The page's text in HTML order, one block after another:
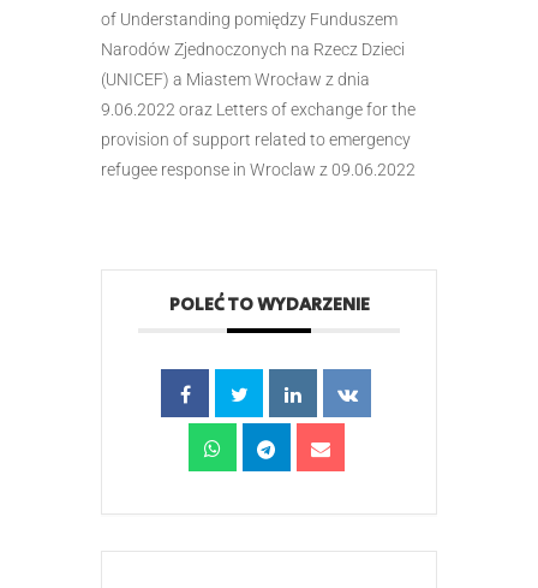
of Understanding pomiędzy Funduszem
Narodów Zjednoczonych na Rzecz Dzieci
(UNICEF) a Miastem Wrocław z dnia
9.06.2022 oraz Letters of exchange for the
provision of support related to emergency
refugee response in Wroclaw z 09.06.2022
POLEĆ TO WYDARZENIE